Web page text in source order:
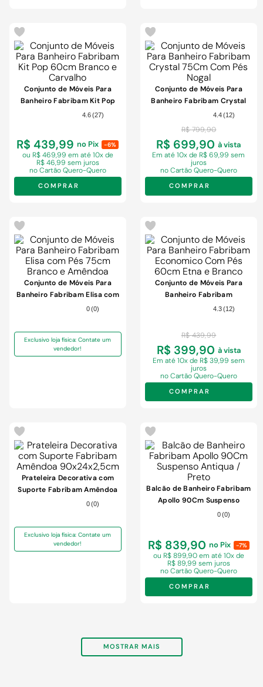
Conjunto de Móveis Para
Banheiro Fabribam Kit Pop
60cm Branco e Carvalho
4.6(27)
R$ 439,99 no Pix -6%
ou R$ 469,99 em até 10x de
R$ 46,99 sem juros
no Cartão Quero-Quero
COMPRAR
Conjunto de Móveis Para
Banheiro Fabribam Crystal
75Cm Com Pés Nogal
4.4(12)
R$ 799,90
R$ 699,90 à vista
Ematé 10x de R$ 69,99 sem
juros
no Cartão Quero-Quero
COMPRAR
Conjunto de Móveis Para
Banheiro Fabribam Elisa com
Pés 75cm Branco e Amêndoa
0 (0)
Exclusivo loja física: Contate um
vendedor!
Conjunto de Móveis Para
Banheiro Fabribam
Economico Com Pés 60cm
4.3(12)
R$ 439,99
R$ 399,90 à vista
Em até 10x de R$ 39,99 sem
juros
no Cartão Quero-Quero
COMPRAR
Prateleira Decorativa com
Suporte Fabribam Amêndoa
90x24x2,5cm
0 (0)
Exclusivo loja física: Contate um
vendedor!
Balcão de Banheiro Fabribam
Apollo 90Cm Suspenso
Antiqua / Preto
0 (0)
R$ 839,90 no Pix -7%
ou R$ 899,90 em até 10x de
R$ 89,99 sem juros
no Cartão Quero-Quero
COMPRAR
MOSTRAR MAIS